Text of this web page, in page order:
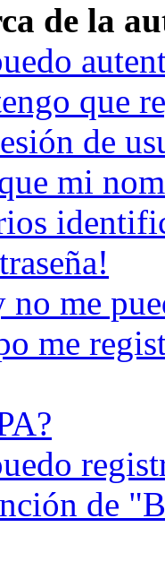
de la
que
de
mi
no me
me
de